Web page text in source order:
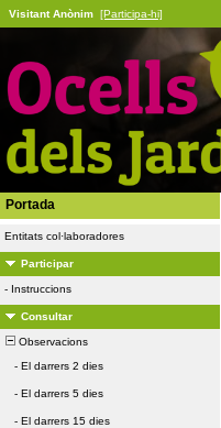
Visitant Anònim [Participa-hi]
Portada
Entitats col·laboradores
Participar
- Instruccions
Consultar
Observacions
- El darrers 2 dies
- El darrers 5 dies
- El darrers 15 dies